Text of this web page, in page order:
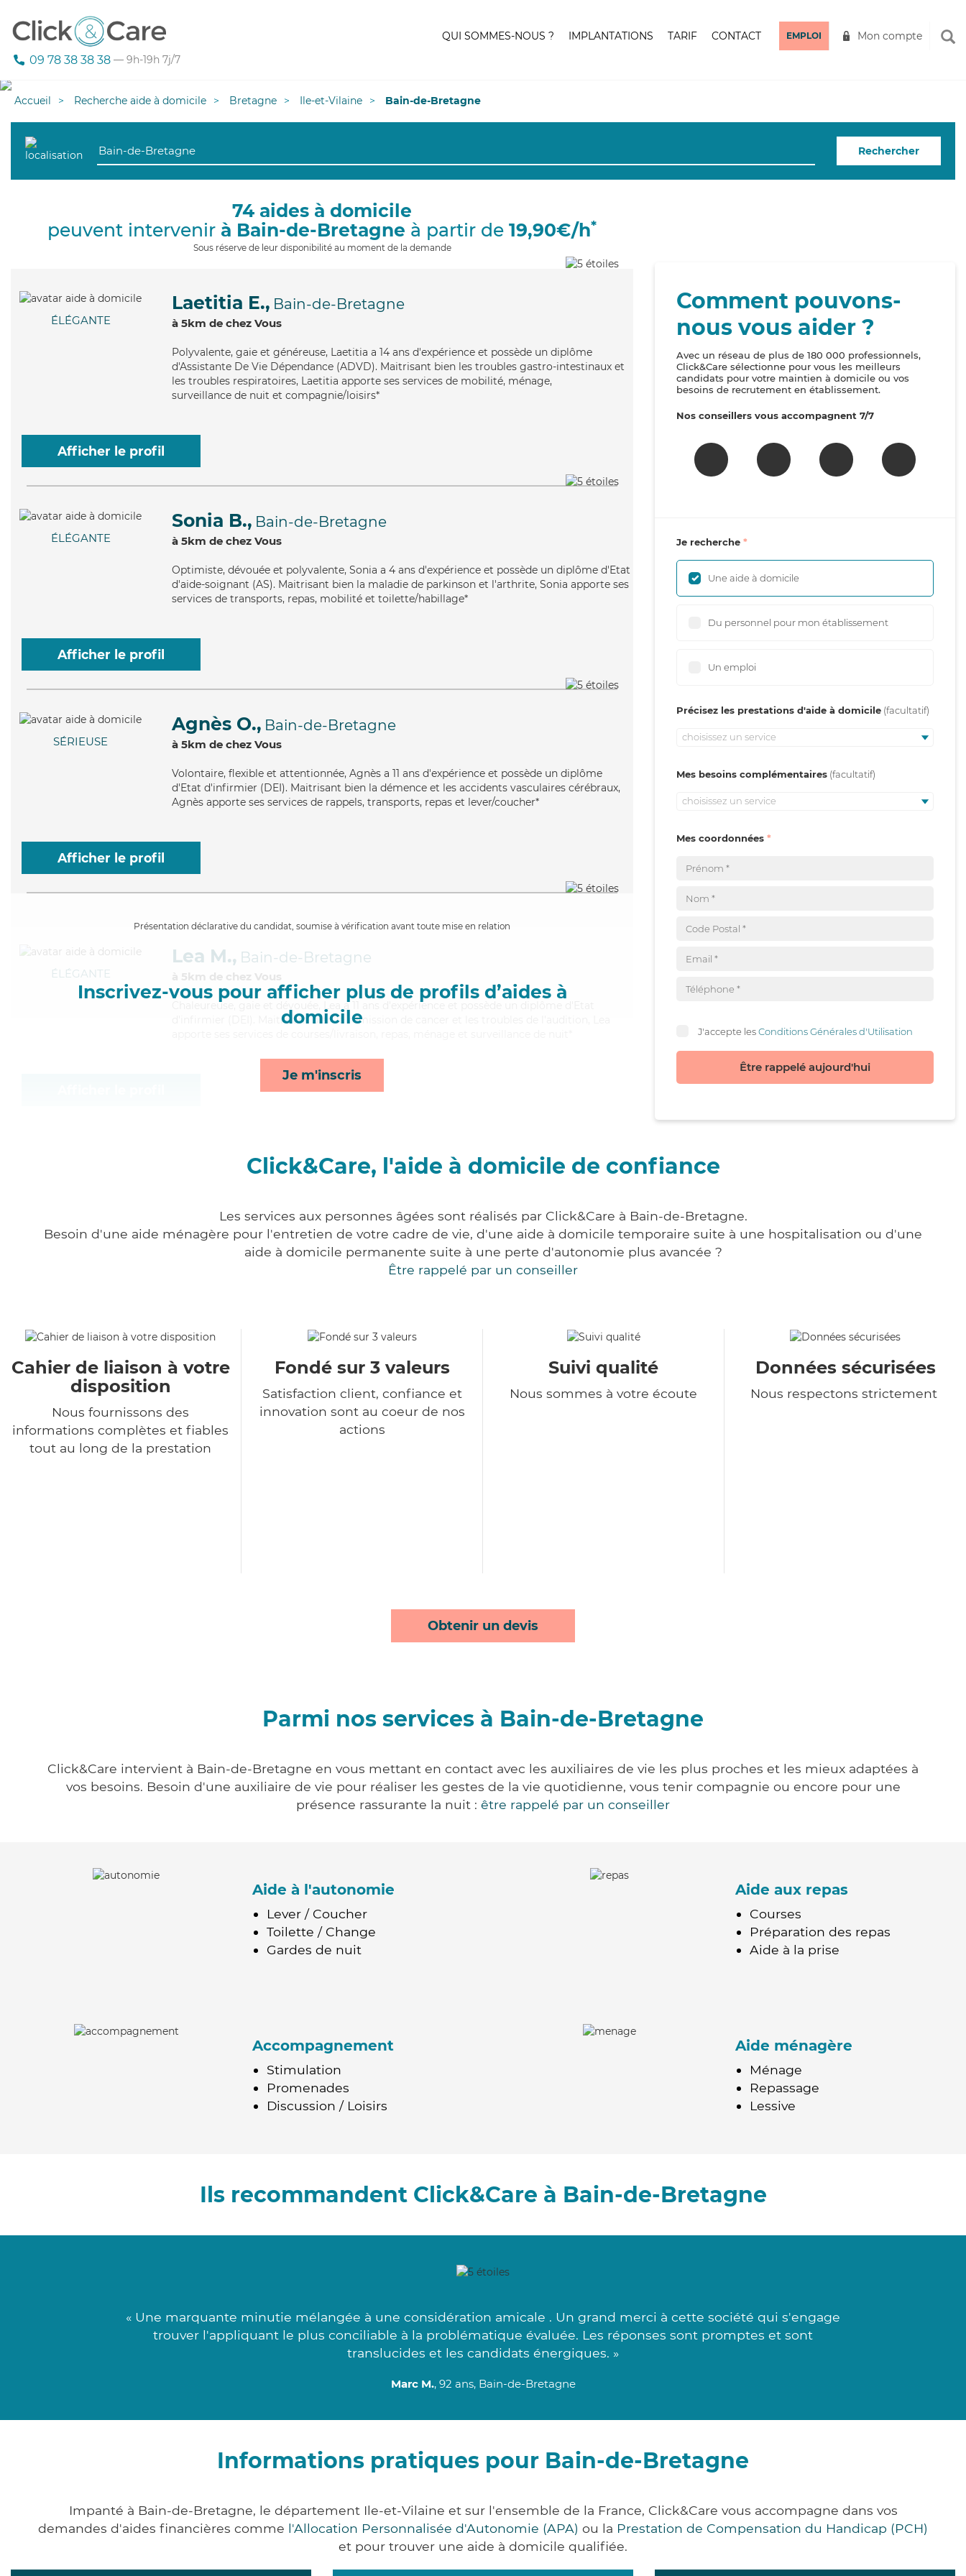
09 78 38 38 38 — 9h-19h 7j/7
QUI SOMMES-NOUS ? IMPLANTATIONS TARIF CONTACT EMPLOI Mon compte
Accueil Recherche aide à domicile Bretagne Ile-et-Vilaine Bain-de-Bretagne
Rechercher
74 aides à domicile
peuvent intervenir à Bain-de-Bretagne à partir de 19,90€/h*
Sous réserve de leur disponibilité au moment de la demande
ÉLÉGANTE
Laetitia E., Bain-de-Bretagne
à 5km de chez Vous
Polyvalente, gaie et généreuse, Laetitia a 14 ans d'expérience et possède un diplôme
d'Assistante De Vie Dépendance (ADVD). Maitrisant bien les troubles gastro-intestinaux et
les troubles respiratoires, Laetitia apporte ses services de mobilité, ménage,
surveillance de nuit et compagnie/loisirs*
Afficher le profil
ÉLÉGANTE
Sonia B., Bain-de-Bretagne
à 5km de chez Vous
Optimiste, dévouée et polyvalente, Sonia a 4 ans d'expérience et possède un diplôme d'Etat
d'aide-soignant (AS). Maitrisant bien la maladie de parkinson et l'arthrite, Sonia apporte ses
services de transports, repas, mobilité et toilette/habillage*
Afficher le profil
SÉRIEUSE
Agnès O., Bain-de-Bretagne
à 5km de chez Vous
Volontaire, flexible et attentionnée, Agnès a 11 ans d'expérience et possède un diplôme
d'Etat d'infirmier (DEI). Maitrisant bien la démence et les accidents vasculaires cérébraux,
Agnès apporte ses services de rappels, transports, repas et lever/coucher*
Afficher le profil
Présentation déclarative du candidat, soumise à vérification avant toute mise en relation
Inscrivez-vous pour afficher plus de profils d’aides à
domicile
Je m'inscris
ÉLÉGANTE
Lea M., Bain-de-Bretagne
à 5km de chez Vous
Chaleureuse
, gaie et dévouée, Lea a 11 ans d'expérience et possède un diplôme d'Etat
d'infirmier (DEI). Maitrisant bien la rémission de cancer et les troubles de l'audition, Lea
Comment pouvons-
nous vous aider ?
Avec un réseau de plus de 180 000 professionnels,
Click&Care sélectionne pour vous les meilleurs
candidats pour votre maintien à domicile ou vos
besoins de recrutement en établissement.
Nos conseillers vous accompagnent 7/7
Je recherche
Une aide à domicile
Du personnel pour mon établissement
Un emploi
Précisez les prestations d'aide à domicile
choisissez un service
Mes besoins complémentaires
choisissez un service
Mes coordonnées
J'accepte lesConditions Générales d'Utilisation
Être rappelé aujourd'hui
Click&Care, l'aide à domicile de confiance
Les services aux personnes âgées sont réalisés par Click&Care à Bain-de-Bretagne.
Besoin d'une aide ménagère pour l'entretien de votre cadre de vie, d'une aide à domicile temporaire suite à une hospitalisation ou d'une
aide à domicile permanente suite à une perte d'autonomie plus avancée ?
Être rappelé par un conseiller
Cahier de liaison à votre
disposition
Nous fournissons des
informations complètes et fiables
tout au long de la prestation
Fondé sur 3 valeurs
Satisfaction client, confiance et
innovation sont au coeur de nos
actions
Suivi qualité
Nous sommes à votre écoute
Données sécurisées
Nous respectons strictement
Obtenir un devis
Parmi nos services à Bain-de-Bretagne
Click&Care intervient à Bain-de-Bretagne en vous mettant en contact avec les auxiliaires de vie les plus proches et les mieux adaptées à
vos besoins. Besoin d'une auxiliaire de vie pour réaliser les gestes de la vie quotidienne, vous tenir compagnie ou encore pour une
présence rassurante la nuit : être rappelé par un conseiller
Aide à l'autonomie
Lever / Coucher
Toilette / Change
Gardes de nuit
Aide aux repas
Courses
Préparation des repas
Aide à la prise
Accompagnement
Stimulation
Promenades
Discussion / Loisirs
Aide ménagère
Ménage
Repassage
Lessive
Ils recommandent Click&Care à Bain-de-Bretagne
« Une marquante minutie mélangée à une considération amicale . Un grand merci à cette société qui s'engage
trouver l'appliquant le plus conciliable à la problématique évaluée. Les réponses sont promptes et sont
translucides et les candidats énergiques. »
Marc M., 92 ans, Bain-de-Bretagne
Informations pratiques pour Bain-de-Bretagne
Impanté à Bain-de-Bretagne, le département Ile-et-Vilaine et sur l'ensemble de la France, Click&Care vous accompagne dans vos
demandes d'aides financières comme l'Allocation Personnalisée d'Autonomie (APA) ou la Prestation de Compensation du Handicap (PCH)
et pour trouver une aide à domicile qualifiée.